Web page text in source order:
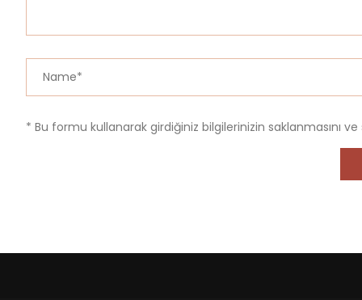
* Bu formu kullanarak girdiğiniz bilgilerinizin saklanmasını